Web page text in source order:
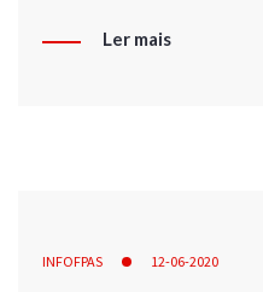
Ler mais
INFOFPAS 12-06-2020